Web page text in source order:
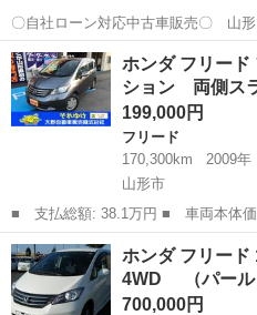
〇自社ローン対応中古車販売〇 山形 ☆どなたでもローン対応可能
☆ １、勤続年数の短い方や
される主婦の方や派遣社員の方 ３、
組めない方 ４、他...
山形 山形市 フリード 車両
ホンダ フリー
ション 両側ス
199,000円
フリード
170,300km
2009年
山形市
■ 支払総額: 38.1万円 ■ 車両本体価格： 199,000 円 ■ メーカー
名： ホンダ ■ 車種名： フリー
ス ジャストセレクション 両側ス
レスト キーレ...
山形 山形市 フリード
ホンダ フリード
4WD （パー
700,000円